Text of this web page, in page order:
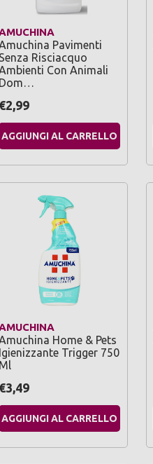
Pavimenti
Senza Risciacquo
Con Animali
Dom…
€2,99
AGGIUNGI AL CARRELLO
Amuchina Home & Pets
Igienizzante Trigger 750
Ml
€3,49
AGGIUNGI AL CARRELLO